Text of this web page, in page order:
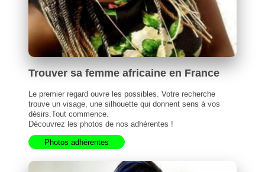
Trouver sa femme africaine en France
Le premier regard ouvre les possibles. Votre recherche
trouve un visage, une silhouette qui donnent sens à vos
désirs.Tout commence.
Découvrez les photos de nos adhérentes !
Photos adhérentes